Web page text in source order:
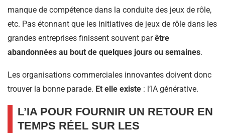
manque de compétence dans la conduite des jeux de rôle,
etc. Pas étonnant que les initiatives de jeux de rôle dans les
grandes entreprises finissent souvent parêtre
abandonnées au bout de quelques jours ou semaines.
Les organisations commerciales innovantes doivent donc
trouver la bonne parade. Et elle existe : l’IA générative.
L’IA POUR FOURNIR UN RETOUR EN
TEMPS RÉEL SUR LES